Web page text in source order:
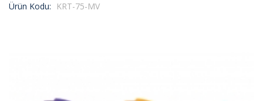
Ürün Kodu: KRT-75-MV